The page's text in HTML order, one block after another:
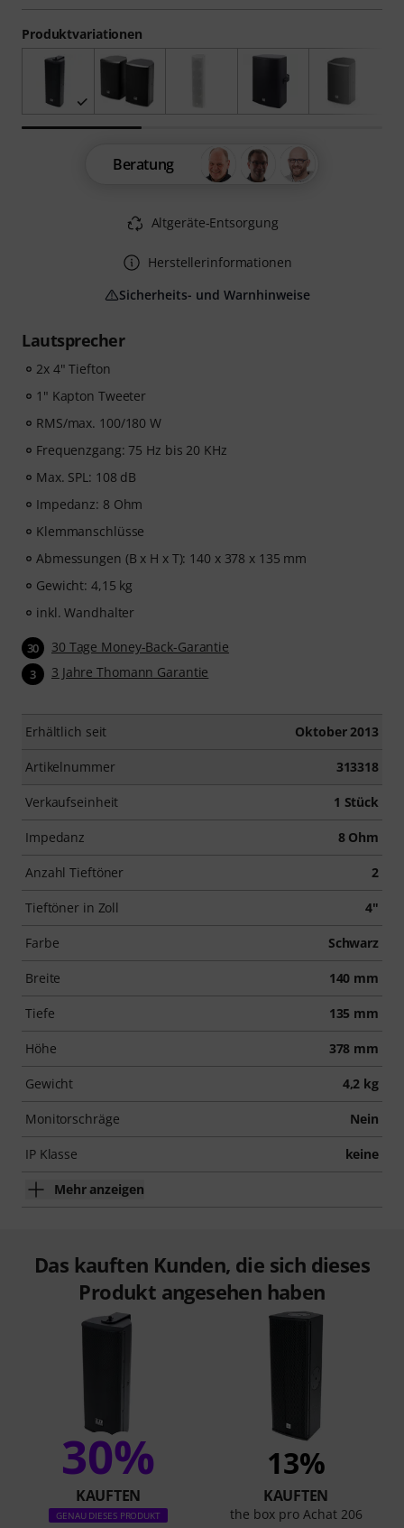
Lautsprecher
2x 4" Tiefton
1" Kapton Tweeter
RMS/max. 100/180 W
Frequenzgang: 75 Hz bis 20 KHz
Max. SPL: 108 dB
Impedanz: 8 Ohm
Klemmanschlüsse
Abmessungen (B x H x T): 140 x 378 x 135 mm
Gewicht: 4,15 kg
inkl. Wandhalter
30 30 Tage Money-Back-Garantie
3 3 Jahre Thomann Garantie
Erhältlich seit Oktober 2013
Artikelnummer 313318
Verkaufseinheit 1 Stück
Impedanz 8 Ohm
Anzahl Tieftöner 2
Tieftöner in Zoll 4"
Farbe Schwarz
Breite 140 mm
Tiefe 135 mm
Höhe 378 mm
Gewicht 4,2 kg
Monitorschräge Nein
IP Klasse keine
Mehr anzeigen
Produktvariationen
Beratung
Altgeräte-Entsorgung
Herstellerinformationen
Sicherheits- und Warnhinweise
Das kauften Kunden, die sich dieses
Produkt angesehen haben
30%
KAUFTEN
GENAU DIESES PRODUKT
13%
KAUFTEN
the box pro Achat 206